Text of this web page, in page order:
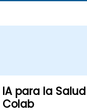
IA para la
Colab